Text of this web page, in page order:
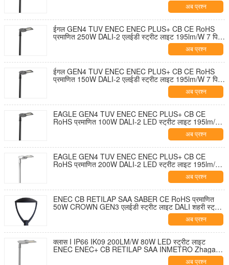
अब प्रश्न
ईगल GEN4 TUV ENEC ENEC PLUS+ CB CE RoHS
प्रमाणित 250W DALI-2 एलईडी स्ट्रीट लाइट 195lm/W 7 पिन
NEMA सॉकेट शॉर्टिंग कैप और 10KV SPD के साथ टूल-फ्री
अब प्रश्न
ईगल GEN4 TUV ENEC ENEC PLUS+ CB CE RoHS
प्रमाणित 150W DALI-2 एलईडी स्ट्रीट लाइट 195lm/W 7 पिन
NEMA सॉकेट शॉर्टिंग कैप और 10KV SPD के साथ टूल-फ्री
अब प्रश्न
EAGLE GEN4 TUV ENEC ENEC PLUS+ CB CE
RoHS प्रमाणित 100W DALI-2 LED स्ट्रीट लाइट 195lm/W
7 पिन NEMA सॉकेट शॉर्टिंग कैप और 10KV SPD के साथ टूल-
अब प्रश्न
EAGLE GEN4 TUV ENEC ENEC PLUS+ CB CE
RoHS प्रमाणित 200W DALI-2 LED स्ट्रीट लाइट 195lm/W
7 पिन NEMA सॉकेट शॉर्टिंग कैप और 10KV SPD के साथ टूल-
अब प्रश्न
ENEC CB RETILAP SAA SABER CE RoHS प्रमाणित
50W CROWN GEN3 एलईडी स्ट्रीट लाइट DALI शहरी स्ट्रीट
लाइट गार्डन लाइट INMETRO IP66 आउटडोर टूल-फ्री ओपनिंग
अब प्रश्न
क्लास I IP66 IK09 200LM/W 80W LED स्ट्रीट लाइट
ENEC ENEC+ CB RETILAP SAA INMETRO Zhaga-
D4i प्रमाणित 10 साल की वारंटी सार्वजनिक प्रकाश व्यवस्था स्व-
अब प्रश्न